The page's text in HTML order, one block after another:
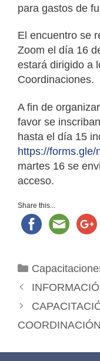
para gastos de
El encuentro se
Zoom el día 16
estará dirigido a
Coordinaciones.
A fin de
favor se
hasta el día 15
https://forms.gle/
martes 16 se
acceso.
Share this...
Categorías